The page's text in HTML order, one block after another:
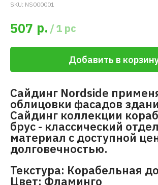
SKU: NS000001
507 р. /1 pc
Добавить в
Сайдинг Nordside
облицовки фасадов
Сайдинг коллекции
брус - классический
материал с доступной
долговечностью.
Текстура: Корабельная
Цвет: Фламинго